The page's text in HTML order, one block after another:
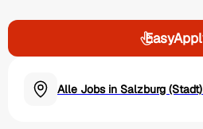
Alle Jobs in Salzburg